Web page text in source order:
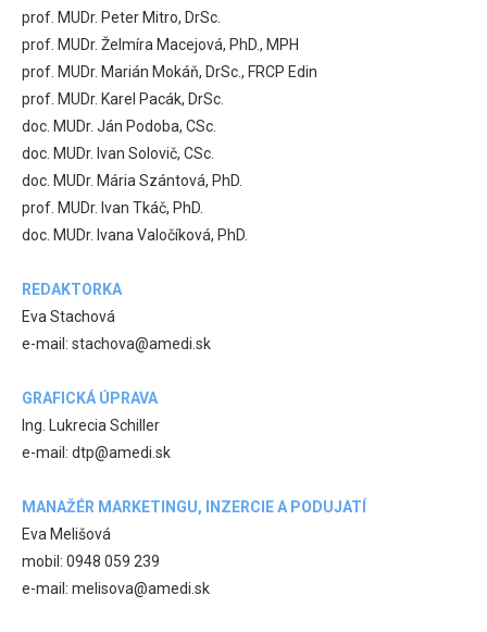
prof. MUDr. Peter Mitro, DrSc.
prof. MUDr. Želmíra Macejová, PhD., MPH
prof. MUDr. Marián Mokáň, DrSc., FRCP Edin
prof. MUDr. Karel Pacák, DrSc.
doc. MUDr. Ján Podoba, CSc.
doc. MUDr. Ivan Solovič, CSc.
doc. MUDr. Mária Szántová, PhD.
prof. MUDr. Ivan Tkáč, PhD.
doc. MUDr. Ivana Valočíková, PhD.
REDAKTORKA
Eva Stachová
e-mail: stachova@amedi.sk
GRAFICKÁ ÚPRAVA
Ing. Lukrecia Schiller
e-mail: dtp@amedi.sk
MANAŽÉR MARKETINGU, INZERCIE A PODUJATÍ
Eva Melišová
mobil: 0948 059 239
e-mail: melisova@amedi.sk